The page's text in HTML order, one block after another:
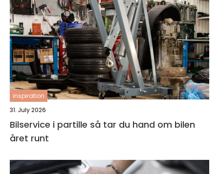
inspiration
31. July 2026
Bilservice i partille så tar du hand om bilen
året runt